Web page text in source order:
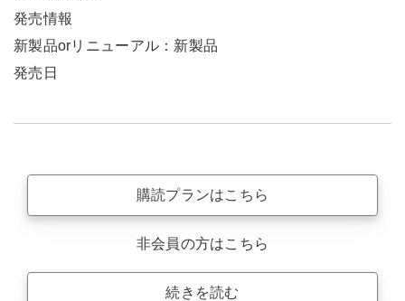
発売情報
新製品orリニューアル：新製品
発売日
購読プランはこちら
非会員の方はこちら
続きを読む